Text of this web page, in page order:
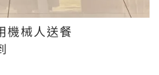
機械人送餐